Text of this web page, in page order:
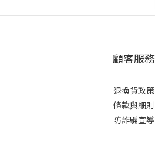
顧客服務
退換貨政策
條款與細則
防詐騙宣導